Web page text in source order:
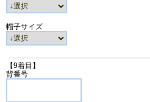
帽子サイズ
【9着目】
背番号